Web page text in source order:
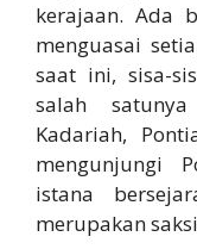
kerajaan. Ada
menguasai
saat ini, sisa-
salah
Kadariah,
mengunjungi
istana
merupakan